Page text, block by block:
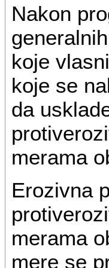
Nakon
koje
koje se
da
merama
Erozivna
merama
mere se